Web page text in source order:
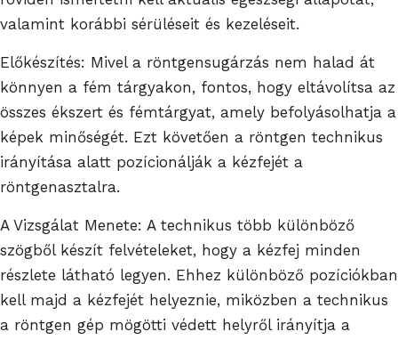
valamint korábbi sérüléseit és kezeléseit.
Előkészítés: Mivel a röntgensugárzás nem halad át
könnyen a fém tárgyakon, fontos, hogy eltávolítsa az
összes ékszert és fémtárgyat, amely befolyásolhatja a
képek minőségét. Ezt követően a röntgen technikus
irányítása alatt pozícionálják a kézfejét a
röntgenasztalra.
A Vizsgálat Menete: A technikus több különböző
szögből készít felvételeket, hogy a kézfej minden
részlete látható legyen. Ehhez különböző pozíciókban
kell majd a kézfejét helyeznie, miközben a technikus
a röntgen gép mögötti védett helyről irányítja a